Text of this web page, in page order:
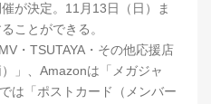
が決定。11月13日（日）ま
ことができる。
・TSUTAYA・その他応援店
」、Amazonは「メガジャ
は「ポストカード（メンバー